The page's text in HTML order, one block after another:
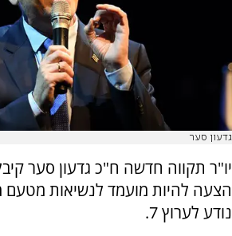
גדעון סער
יו"ר תקווה חדשה ח"כ גדעון סער
הצעה להיות מועמד לנשיאות מטעם
נודע לערוץ 7.